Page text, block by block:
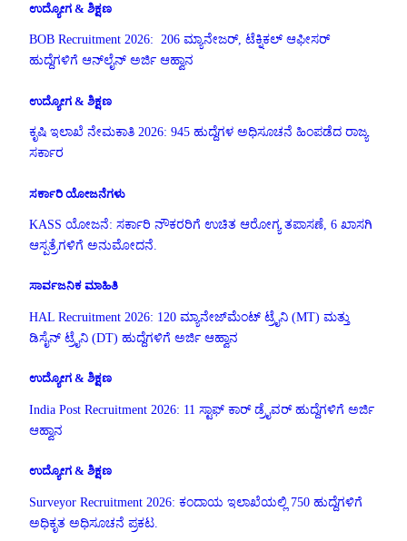
ಉದ್ಯೋಗ & ಶಿಕ್ಷಣ
BOB Recruitment 2026: 206 ಮ್ಯಾನೇಜರ್, ಟೆಕ್ನಿಕಲ್ ಆಫೀಸರ್
ಹುದ್ದೆಗಳಿಗೆ ಆನ್‌ಲೈನ್ ಅರ್ಜಿ ಆಹ್ವಾನ
ಉದ್ಯೋಗ & ಶಿಕ್ಷಣ
ಕೃಷಿ ಇಲಾಖೆ ನೇಮಕಾತಿ 2026: 945 ಹುದ್ದೆಗಳ ಅಧಿಸೂಚನೆ ಹಿಂಪಡೆದ ರಾಜ್ಯ
ಸರ್ಕಾರ
ಸರ್ಕಾರಿ ಯೋಜನೆಗಳು
KASS ಯೋಜನೆ: ಸರ್ಕಾರಿ ನೌಕರರಿಗೆ ಉಚಿತ ಆರೋಗ್ಯ ತಪಾಸಣೆ, 6 ಖಾಸಗಿ
ಆಸ್ಪತ್ರೆಗಳಿಗೆ ಅನುಮೋದನೆ.
ಸಾರ್ವಜನಿಕ ಮಾಹಿತಿ
HAL Recruitment 2026: 120 ಮ್ಯಾನೇಜ್‌ಮೆಂಟ್ ಟ್ರೈನಿ (MT) ಮತ್ತು
ಡಿಸೈನ್ ಟ್ರೈನಿ (DT) ಹುದ್ದೆಗಳಿಗೆ ಅರ್ಜಿ ಆಹ್ವಾನ
ಉದ್ಯೋಗ & ಶಿಕ್ಷಣ
India Post Recruitment 2026: 11 ಸ್ಟಾಫ್ ಕಾರ್ ಡ್ರೈವರ್ ಹುದ್ದೆಗಳಿಗೆ ಅರ್ಜಿ
ಆಹ್ವಾನ
ಉದ್ಯೋಗ & ಶಿಕ್ಷಣ
Surveyor Recruitment 2026: ಕಂದಾಯ ಇಲಾಖೆಯಲ್ಲಿ 750 ಹುದ್ದೆಗಳಿಗೆ
ಅಧಿಕೃತ ಅಧಿಸೂಚನೆ ಪ್ರಕಟ.